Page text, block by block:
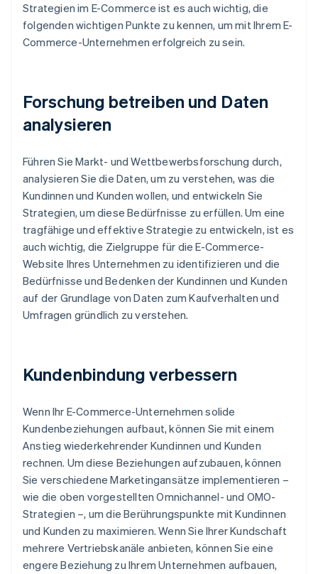
Strategien im E-Commerce ist es auch wichtig, die
folgenden wichtigen Punkte zu kennen, um mit Ihrem E-
Commerce-Unternehmen erfolgreich zu sein.
Forschung betreiben und Daten
analysieren
Führen Sie Markt- und Wettbewerbsforschung durch,
analysieren Sie die Daten, um zu verstehen, was die
Kundinnen und Kunden wollen, und entwickeln Sie
Strategien, um diese Bedürfnisse zu erfüllen. Um eine
tragfähige und effektive Strategie zu entwickeln, ist es
auch wichtig, die Zielgruppe für die E-Commerce-
Website Ihres Unternehmen zu identifizieren und die
Bedürfnisse und Bedenken der Kundinnen und Kunden
auf der Grundlage von Daten zum Kaufverhalten und
Umfragen gründlich zu verstehen.
Kundenbindung verbessern
Wenn Ihr E-Commerce-Unternehmen solide
Kundenbeziehungen aufbaut, können Sie mit einem
Anstieg wiederkehrender Kundinnen und Kunden
rechnen. Um diese Beziehungen aufzubauen, können
Sie verschiedene Marketingansätze implementieren –
wie die oben vorgestellten Omnichannel- und OMO-
Strategien –, um die Berührungspunkte mit Kundinnen
und Kunden zu maximieren. Wenn Sie Ihrer Kundschaft
mehrere Vertriebskanäle anbieten, können Sie eine
engere Beziehung zu Ihrem Unternehmen aufbauen,